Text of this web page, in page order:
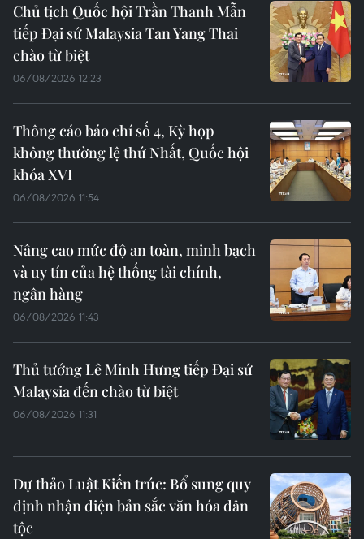
Chủ tịch Quốc hội Trần Thanh Mẫn
tiếp Đại sứ Malaysia Tan Yang Thai
chào từ biệt
06/08/2026 12:23
Thông cáo báo chí số 4, Kỳ họp
không thường lệ thứ Nhất, Quốc hội
khóa XVI
06/08/2026 11:54
Nâng cao mức độ an toàn, minh bạch
và uy tín của hệ thống tài chính,
ngân hàng
06/08/2026 11:43
Thủ tướng Lê Minh Hưng tiếp Đại sứ
Malaysia đến chào từ biệt
06/08/2026 11:31
Dự thảo Luật Kiến trúc: Bổ sung quy
định nhận diện bản sắc văn hóa dân
tộc